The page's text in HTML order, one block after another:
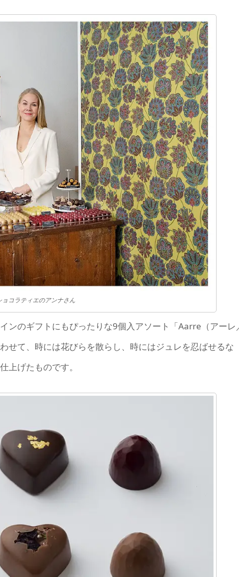
ョコラティエのアンナさん
ンのギフトにもぴったりな9個入アソート「Aarre（アーレ
せて、時には花びらを散らし、時にはジュレを忍ばせるな
上げたものです。